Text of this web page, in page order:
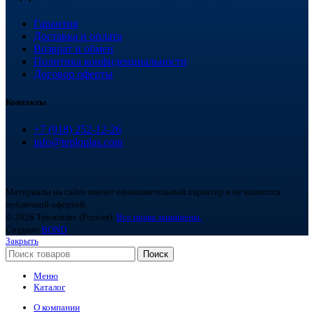
Гарантия
Доставка и оплата
Возврат и обмен
Политика конфиденциальности
Договор оферты
Контакты
+7 (918) 252-12-26
info@teploplas.com
Материалы на сайте имеют ознакомительный характер и не являются
публичной офертой.
© 2026 Теплоплас (Россия). Все права защищены.
Создано BOND
Закрыть
Поиск
Меню
Каталог
О компании